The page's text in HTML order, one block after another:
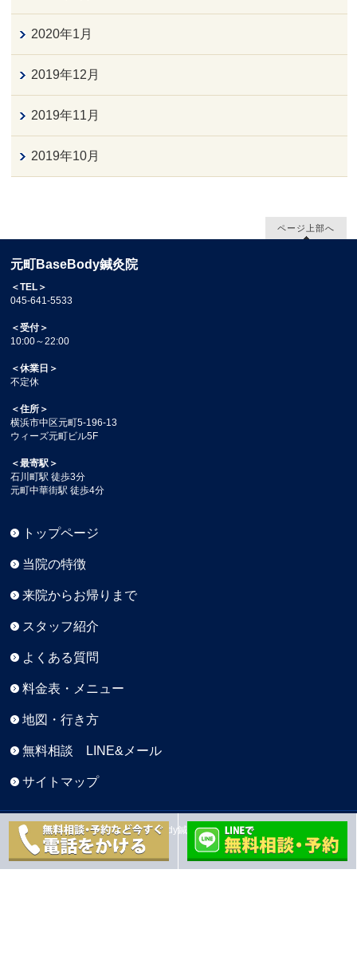
2020年1月
2019年12月
2019年11月
2019年10月
ページ上部へ
元町BaseBody鍼灸院
＜TEL＞
045-641-5533
＜受付＞
10:00～22:00
＜休業日＞
不定休
＜住所＞
横浜市中区元町5-196-13
ウィーズ元町ビル5F
＜最寄駅＞
石川町駅 徒歩3分
元町中華街駅 徒歩4分
トップページ
当院の特徴
来院からお帰りまで
スタッフ紹介
よくある質問
料金表・メニュー
地図・行き方
無料相談 LINE&メール
サイトマップ
Copyright © 元町BaseBody鍼灸院 All Rights Reserved.